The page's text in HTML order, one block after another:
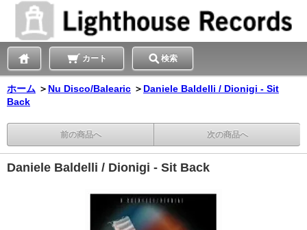
カート 検索
ホーム ＞ Nu Disco/Balearic ＞ Daniele Baldelli / Dionigi - Sit
Back
前の商品へ 次の商品へ
Daniele Baldelli / Dionigi - Sit Back